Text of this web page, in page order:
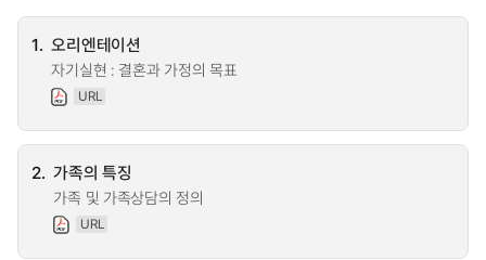
1. 오리엔테이션
자기실현 : 결혼과 가정의 목표
URL
2. 가족의 특징
가족 및 가족상담의 정의
URL